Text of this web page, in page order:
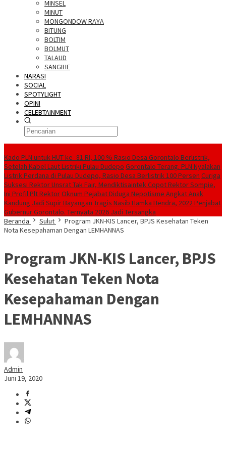
MINSEL
MINUT
MONGONDOW RAYA
BITUNG
BOLTIM
BOLMUT
TALAUD
SANGIHE
NARASI
SOCIAL
SPOTYLIGHT
OPINI
CELEBTAINMENT
Kado PLN untuk HUT ke- 81 RI, 100 % Rasio Desa Gorontalo Berlistrik,
Setelah Kabel Laut Listriki Pulau Dudepo Gorontalo Terang. PLN Nyalakan
Listrik Perdana di Pulau Dudepo, Rasio Desa Berlistrik 100 Persen Curiga
Suksesi Rektor Unsrat Tak Fair, Mendiktisaintek Copot Rektor Sompie,
Ini Profil Plt RektorOknum Pejabat Diduga Nepotisme Angkat Anak
Kandung Jadi Supir Bayangan Tragis Nasib Hamka Hendra, 2022 Penjabat
Gubernur Gorontalo. Ternyata 2026 Jadi Tersangka
Beranda
Sulut
Program JKN-KIS Lancer, BPJS Kesehatan Teken
Nota Kesepahaman Dengan LEMHANNAS
Program JKN-KIS Lancer, BPJS
Kesehatan Teken Nota
Kesepahaman Dengan
LEMHANNAS
Admin
Juni 19, 2020